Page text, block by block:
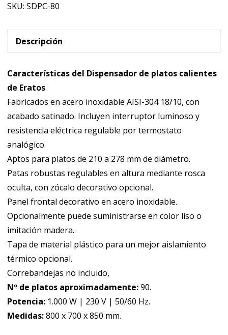
Caliente
Platos
SDPC-
80
cantidad
SKU:SDPC-80
Descripción
Características del Dispensador de platos calientes
de Eratos
Fabricados en acero inoxidable AISI-304 18/10, con
acabado satinado. Incluyen interruptor luminoso y
resistencia eléctrica regulable por termostato
analógico.
Aptos para platos de 210 a 278 mm de diámetro.
Patas robustas regulables en altura mediante rosca
oculta, con zócalo decorativo opcional.
Panel frontal decorativo en acero inoxidable.
Opcionalmente puede suministrarse en color liso o
imitación madera.
Tapa de material plástico para un mejor aislamiento
térmico opcional.
Correbandejas no incluido,
Nº de platos aproximadamente:90.
Potencia: 1.000 W | 230 V | 50/60 Hz.
Medidas:800 x 700 x 850 mm.